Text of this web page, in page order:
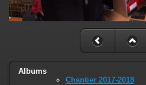
Albums
Chantier 2017-2018